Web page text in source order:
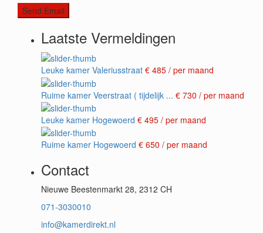
Laatste Vermeldingen
Leuke kamer Valeriusstraat € 485 / per maand
Ruime kamer Veerstraat ( tijdelijk ... € 730 / per maand
Leuke kamer Hogewoerd € 495 / per maand
Ruime kamer Hogewoerd € 650 / per maand
Contact
Nieuwe Beestenmarkt 28, 2312 CH
071-3030010
info@kamerdirekt.nl